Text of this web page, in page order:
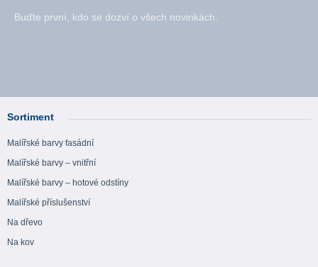
Buďte první, kdo se dozví o všech novinkách.
Sortiment
Malířské barvy fasádní
Malířské barvy – vnitřní
Malířské barvy – hotové odstíny
Malířské příslušenství
Na dřevo
Na kov